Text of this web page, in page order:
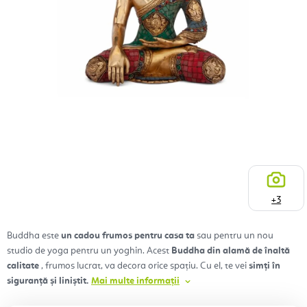
Buddha este un cadou frumos pentru casa ta sau pentru un nou
studio de yoga pentru un yoghin. Acest Buddha din alamă de înaltă
calitate , frumos lucrat, va decora orice spațiu. Cu el, te vei simți în
siguranță și liniștit. Mai multe informații
+3